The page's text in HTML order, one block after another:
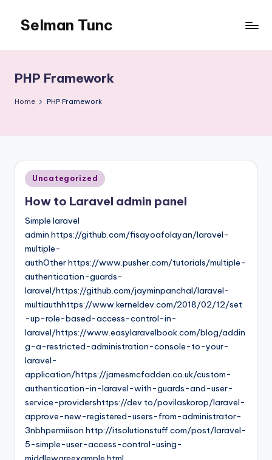
Selman Tunc
PHP Framework
Home PHP Framework
Posted
in
Uncategorized
How to Laravel admin panel
Simple laravel
admin https://github.com/fisayoafolayan/laravel-
multiple-
authOther https://www.pusher.com/tutorials/multiple-
authentication-guards-
laravel/https://github.com/jayminpanchal/laravel-
multiauthhttps://www.kerneldev.com/2018/02/12/set
-up-role-based-access-control-in-
laravel/https://www.easylaravelbook.com/blog/addin
g-a-restricted-administration-console-to-your-
laravel-
application/https://jamesmcfadden.co.uk/custom-
authentication-in-laravel-with-guards-and-user-
service-providershttps://dev.to/povilaskorop/laravel-
approve-new-registered-users-from-administrator-
3nbhpermiison http://itsolutionstuff.com/post/laravel-
5-simple-user-access-control-using-